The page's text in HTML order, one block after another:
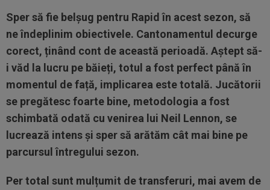
Sper să fie belșug pentru Rapid în acest sezon, să
ne îndeplinim obiectivele. Cantonamentul decurge
corect, ținând cont de această perioadă. Aștept să-
i văd la lucru pe băieți, totul a fost perfect până în
momentul de față, implicarea este totală. Jucătorii
se pregătesc foarte bine, metodologia a fost
schimbată odată cu venirea lui Neil Lennon, se
lucrează intens și sper să arătăm cât mai bine pe
parcursul întregului sezon.
Per total sunt mulțumit de transferuri, mai avem de